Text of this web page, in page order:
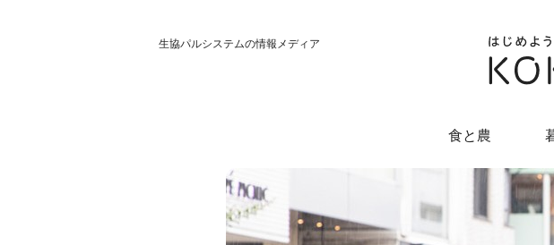
生協パルシステムの情報メディア
食と農